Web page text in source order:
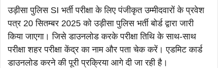
उड़ीसा पुलिस SI भर्ती परीक्षा के लिए पंजीकृत उम्मीदवारों के प्रवेश
पत्र 20 सितम्बर 2025 को उड़ीसा पुलिस भर्ती बोर्ड द्वारा जारी
किया जाएगा। जिसे डाउनलोड करके परीक्षा तिथि के साथ-साथ
परीक्षा शहर परीक्षा केंद्र का नाम और पता चेक करें। एडमिट कार्ड
डाउनलोड करने की पूरी प्रक्रिया आगे दी जा रही है।